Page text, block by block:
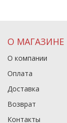
О МАГАЗИНЕ
О компании
Оплата
Доставка
Возврат
Контакты